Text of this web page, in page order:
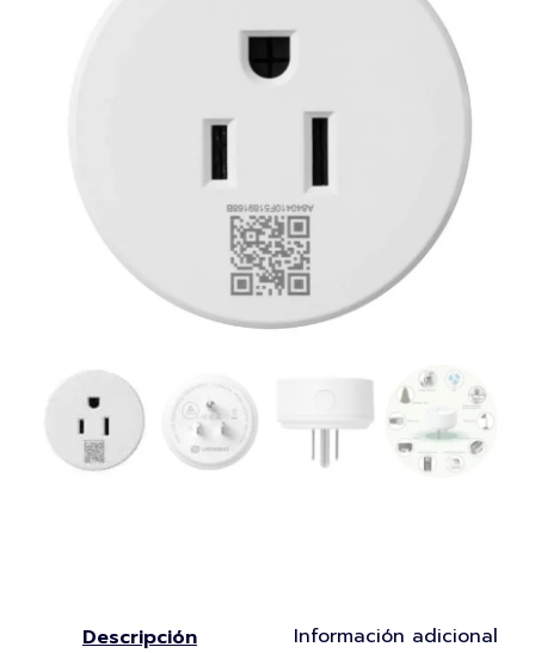
Descripción Información adicional